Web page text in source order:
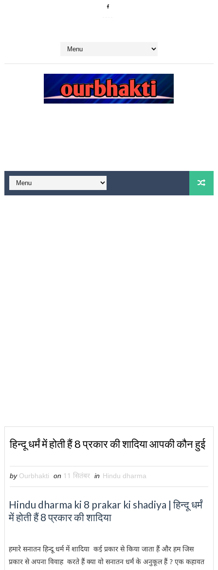
हिन्दू धर्मं में होती हैं 8 प्रकार की शादिया आपकी कौन हुई
by Ourbhakti on 11 सितंबर in Hindu dharma
Hindu dharma ki 8 prakar ki shadiya | हिन्दू धर्मं
में होती हैं 8 प्रकार की शादिया
हमारे सनातन हिन्दू धर्म में शादिया कई प्रकार से किया जाता हैं और हम जिस
प्रकार से अपना विवाह करते हैं क्या वो सनातन धर्मं के अनुकूल हैं ? एक कहावत